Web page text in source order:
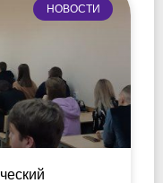
НОВОСТИ